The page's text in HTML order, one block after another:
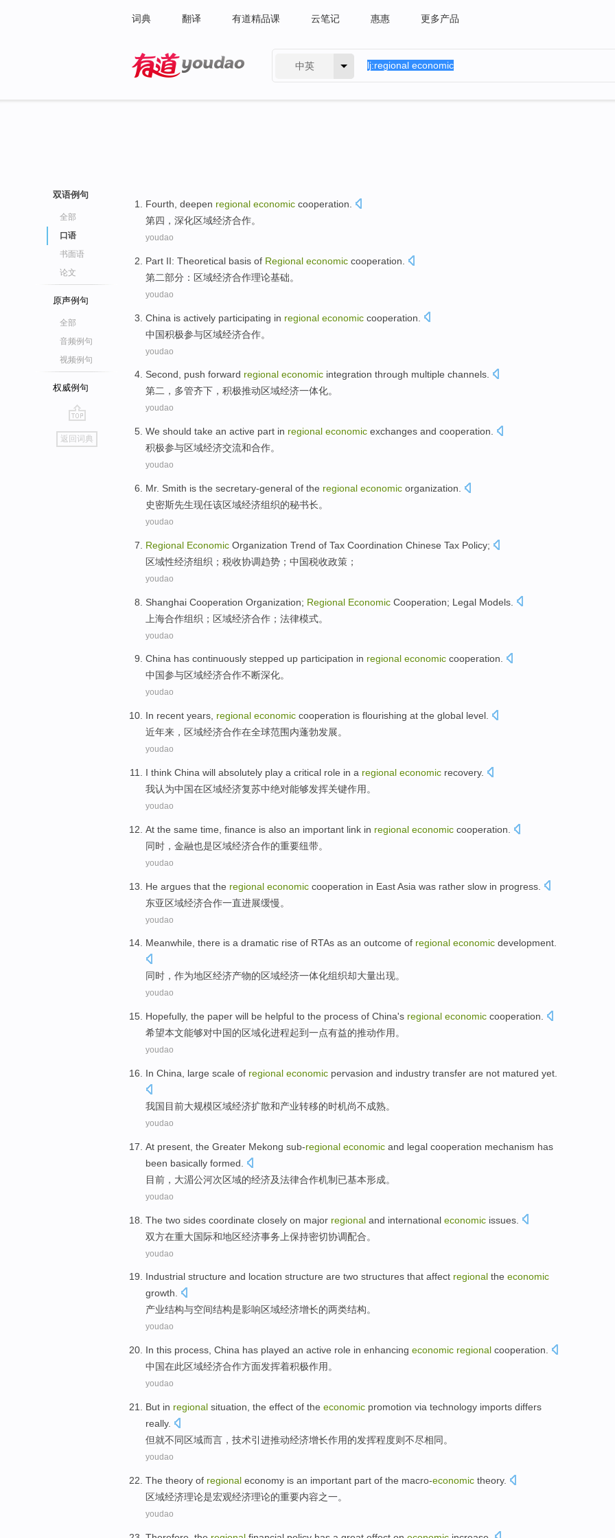
词典 翻译 有道精品课 云笔记 惠惠 更多产品
中英
双语例句
全部
口语
书面语
论文
原声例句
全部
音频例句
视频例句
权威例句
go
top
返回词典
Fourth deepen regional economic cooperation
第四 ， 深化区域经济合作。
youdao
Part II: Theoretical basis of Regional economic cooperation
第二部分： 区域经济合作理论基础。
youdao
China is actively participating in regional economic cooperation
中国积极参与区域经济合作。
youdao
Second, push forward regional economic integration through multiple channels.
第二 ， 多管齐下，积极推动区域经济一体化。
youdao
We should take an active part in regional economic exchanges and cooperation
积极参与区域经济交流和合作。
youdao
Mr. Smith is the secretary-general of the regional economic organization
史密斯先生现任该区域经济组织的秘书长。
youdao
Regional Economic Organization Trend of Tax Coordination Chinese Tax Policy;
区域性经济组织 ； 税收协调趋势 ； 中国税收政策 ；
youdao
Shanghai Cooperation Organization; Regional Economic Cooperation; Legal Models
上海合作组织 ； 区域经济合作； 法律模式。
youdao
China has continuously stepped up participation in regional economic cooperation.
中国参与区域经济合作不断深化。
youdao
In recent years regional economic cooperation is flourishing at the global level.
近年来， 区域经济合作在全球范围内蓬勃发展。
youdao
I think China will absolutely play a critical role in a regional economic recovery.
我认为中国在区域经济复苏中绝对能够发挥关键作用 。
youdao
At the same time finance is also an important link in regional economic cooperation
同时 ， 金融也是区域经济合作的重要纽带。
youdao
He argues that the regional economic cooperation in EastAsia was rather slow in progress
东亚区域经济合作一直进展缓慢。
youdao
Meanwhile, there is a dramatic rise of RTAs as an outcome of regional economic development.
同时 ， 作为地区经济产物的区域经济一体化组织却大量出现。
youdao
Hopefully, the paper will be helpful to the process of China's regional economic cooperation
希望本文能够对中国的区域化进程起到一点有益的推动作用。
youdao
In China large scale of regional economic pervasion and industry transfer are not matured yet
我国 目前大规模区域经济扩散和产业转移的时机尚不成熟。
youdao
At present , the Greater Mekong sub-regional economic and legal cooperation mechanism has
been basically formed
目前 ， 大湄公河次区域的经济及法律合作机制 已基本形成。
youdao
The two sides coordinate closely on major regional and international economic issues
双方在重大国际和地区经济事务上保持密切协调配合。
youdao
Industrial structure and location structure are two structures that affect regional the economic
growth.
产业结构与空间结构是影响区域经济增长的两类结构。
youdao
In this process, China has played an active role in enhancing economic regional cooperation
中国在此区域经济合作方面发挥着积极作用 。
youdao
But in regional situation , the effect of the economic promotion via technology imports differs
really.
但就不同 区域而言 ， 技术引进推动经济增长作用的发挥程度则不尽相同。
youdao
The theory of regional economy is an important part of the macro-economic theory.
区域经济理论是宏观经济理论的重要内容之一。
youdao